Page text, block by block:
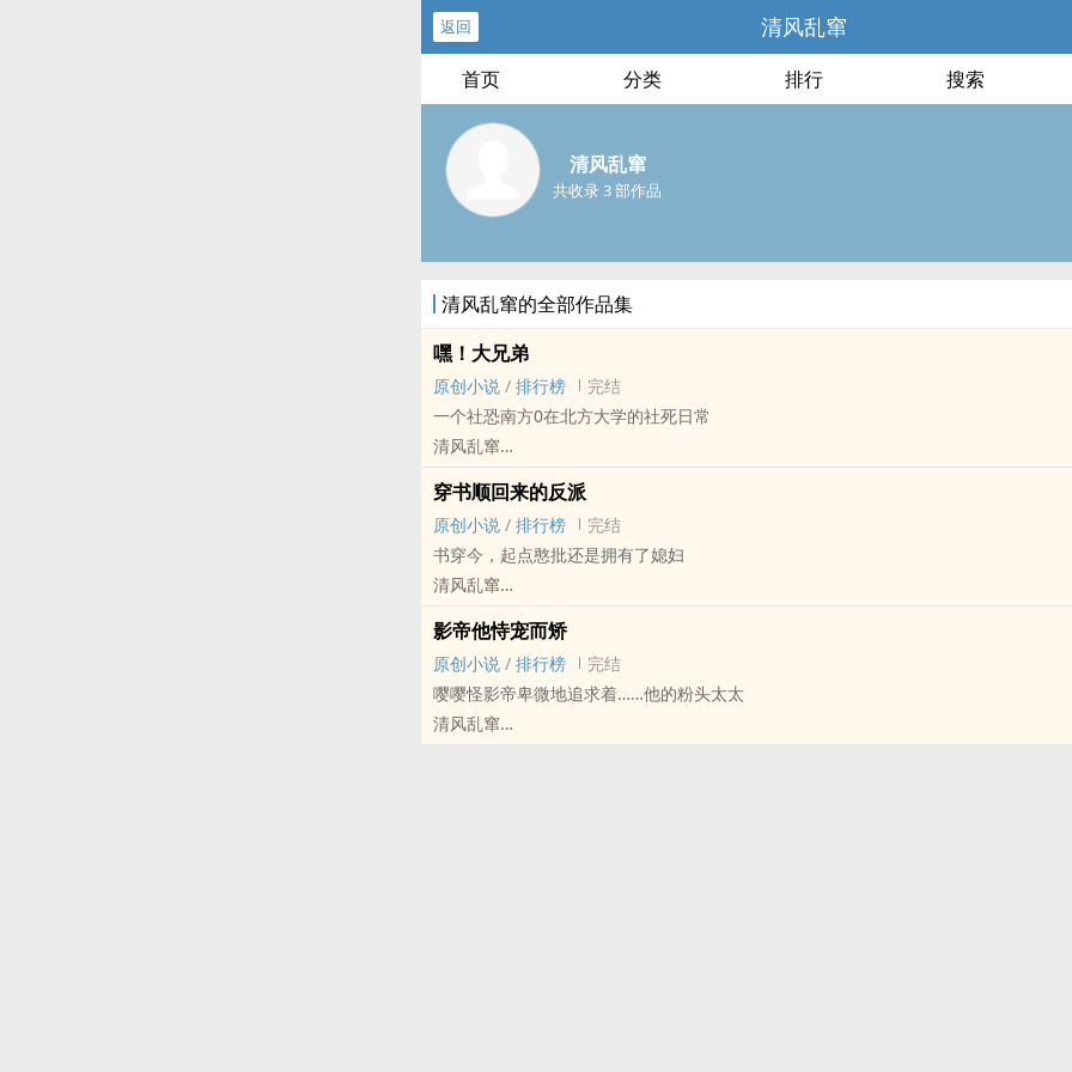
返回 清风乱窜
首页 分类 排行 搜索
清风乱窜
共收录 3 部作品
清风乱窜的全部作品集
嘿！大兄弟
原创小说 / 排行榜
完结
一个社恐南方0在北方大学的社死日常
清风乱窜
喜剧 - 小甜饼 - 谐趣
双双掉马，两个大兄弟的四角恋
表面高冷学者日常东北小伙攻 X 线下毛趴趴线上毛炸炸受
不正经搞笑文学
穿书顺回来的反派
原创小说 / 排行榜
完结
书穿今，起点憨批还是拥有了媳妇
清风乱窜
原创小说 - BL - 短篇 - 完结
小甜饼 - 轻松 - 受宠攻
反派难养
影帝他恃宠而矫
原创小说 / 排行榜
完结
嘤嘤怪影帝卑微地追求着……他的粉头太太
清风乱窜